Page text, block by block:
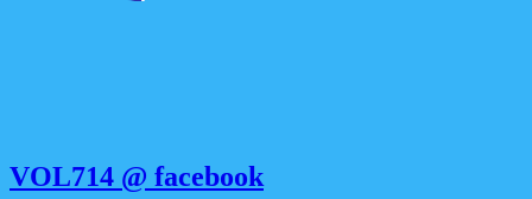
VOL714 @ facebook